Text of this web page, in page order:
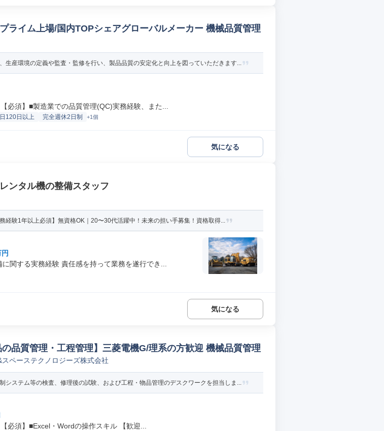
ライム上場/国内TOPシェアグローバルメーカー 機械品質管理
生産環境の定義や監査・監修を行い、製品品質の安定化と向上を図っていただきます...
必須】■製造業での品質管理(QC)実務経験、また...
120日以上 完全週休2日制 +1個
気になる
ンタル機の整備スタッフ
経験1年以上必須】無資格OK｜20〜30代活躍中！未来の担い手募集！資格取得...
関する実務経験 責任感を持って業務を遂行でき...
気になる
の品質管理・工程管理】三菱電機G/理系の方歓迎 機械品質管理
ペーステクノロジーズ株式会社
システム等の検査、修理後の試験、および工程・物品管理のデスクワークを担当しま...
必須】■Excel・Wordの操作スキル 【歓迎...